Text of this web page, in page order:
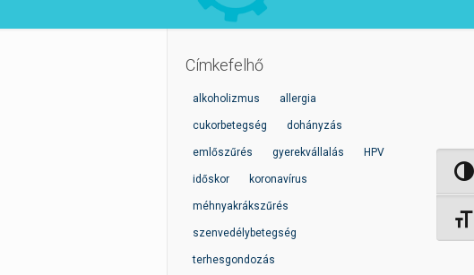
Címkefelhő
alkoholizmus allergia
cukorbetegség dohányzás
emlőszűrés gyerekvállalás HPV
időskor koronavírus
méhnyakrákszűrés
szenvedélybetegség
terhesgondozás